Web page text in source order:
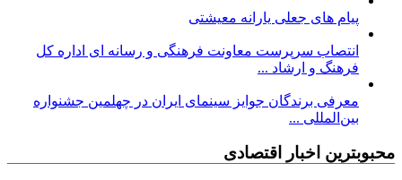
پیام های جعلی یارانه معیشتی
انتصاب سرپرست معاونت فرهنگی و رسانه ای اداره کل
فرهنگ و ارشاد ...
معرفی برندگان جوایز سینمای ایران در چهلمین جشنواره
بین‌المللی ...
محبوبترین اخبار اقتصادی